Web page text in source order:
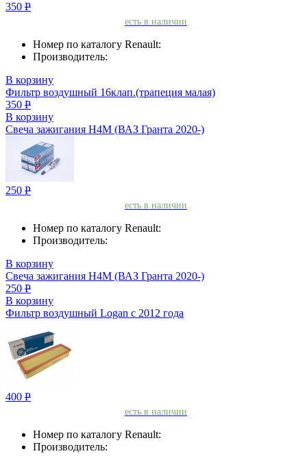
350 Р
есть в наличии
Номер по каталогу Renault:
Производитель:
В корзину
Фильтр воздушный 16клап.(трапеция малая)
350 Р
В корзину
Свеча зажигания H4M (ВАЗ Гранта 2020-)
250 Р
есть в наличии
Номер по каталогу Renault:
Производитель:
В корзину
Свеча зажигания H4M (ВАЗ Гранта 2020-)
250 Р
В корзину
Фильтр воздушный Logan с 2012 года
400 Р
есть в наличии
Номер по каталогу Renault:
Производитель: